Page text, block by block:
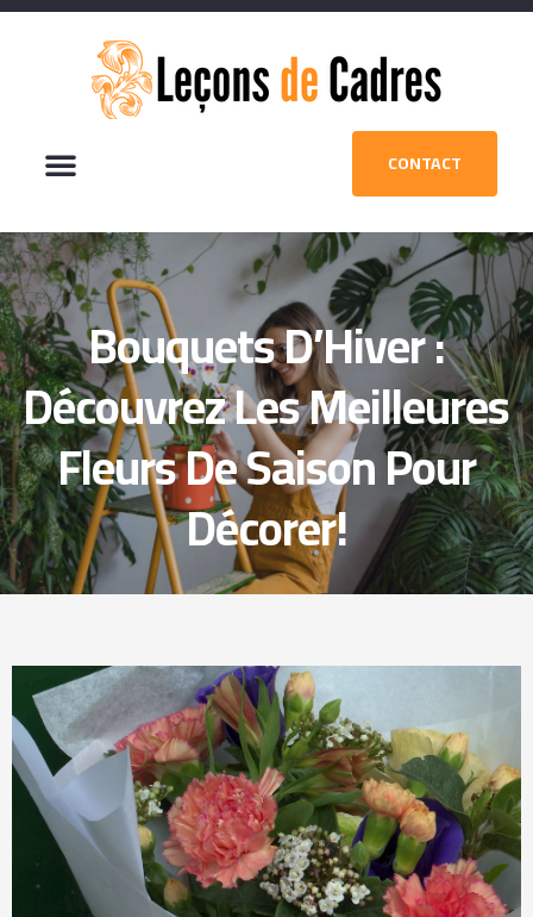
CONTACT
Bouquets D’Hiver :
Découvrez Les Meilleures
Fleurs De Saison Pour
Décorer!